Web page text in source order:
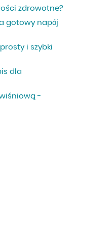
zdrowotne?
gotowy napój
i szybki
dla
-